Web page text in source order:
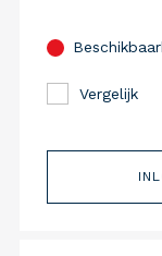
Vergelijk